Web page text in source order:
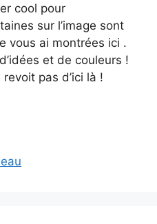
cool pour
sur l’image sont
vous ai montrées ici .
et de couleurs !
pas d’ici là !